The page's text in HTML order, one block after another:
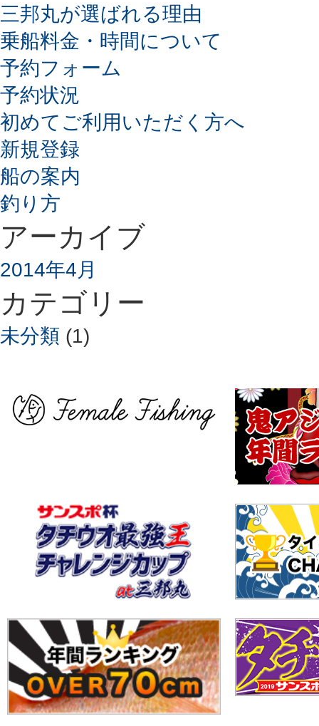
三邦丸が選ばれる理由
乗船料金・時間について
予約フォーム
予約状況
初めてご利用いただく方へ
新規登録
船の案内
釣り方
アーカイブ
2014年4月
カテゴリー
未分類 (1)